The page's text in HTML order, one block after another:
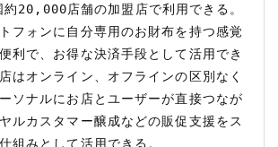
20,000店舗の加盟店で利用できる。
フォンに自分専用のお財布を持つ感覚
利で、お得な決済手段として活用でき
はオンライン、オフラインの区別なく
ソナルにお店とユーザーが直接つなが
ルカスタマー醸成などの販促支援をス